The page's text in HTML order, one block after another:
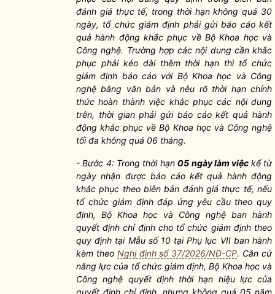
đánh giá thực tế, trong thời hạn không quá 30
ngày, tổ chức giám định phải gửi báo cáo kết
quả hành động khắc phục về Bộ Khoa học và
Công nghệ. Trường hợp các nội dung cần khắc
phục phải kéo dài thêm thời hạn thì tổ chức
giám định báo cáo với Bộ Khoa học và Công
nghệ bằng văn bản và nêu rõ thời hạn chính
thức hoàn thành việc khắc phục các nội dung
trên, thời gian phải gửi báo cáo kết quả hành
động khắc phục về Bộ Khoa học và Công nghệ
tối đa không quá 06 tháng.
- Bước 4: Trong thời hạn05 ngày làm việc kể từ
ngày nhận được báo cáo kết quả hành động
khắc phục theo biên bản đánh giá thực tế, nếu
tổ chức giám định đáp ứng yêu cầu theo quy
định, Bộ Khoa học và Công nghệ ban hành
quyết định chỉ định cho tổ chức giám định theo
quy định tại Mẫu số 10 tại Phụ lục VII ban hành
kèm theo Nghị định số 37/2026/NĐ-CP. Căn cứ
năng lực của tổ chức giám định, Bộ Khoa học và
Công nghệ quyết định thời hạn hiệu lực của
quyết định chỉ định, nhưng không quá 05 năm